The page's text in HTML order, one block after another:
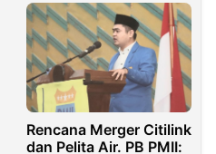
APH dan Pertamina
Bertindak Tegas
Rencana Merger Citilink
dan Pelita Air. PB PMII: